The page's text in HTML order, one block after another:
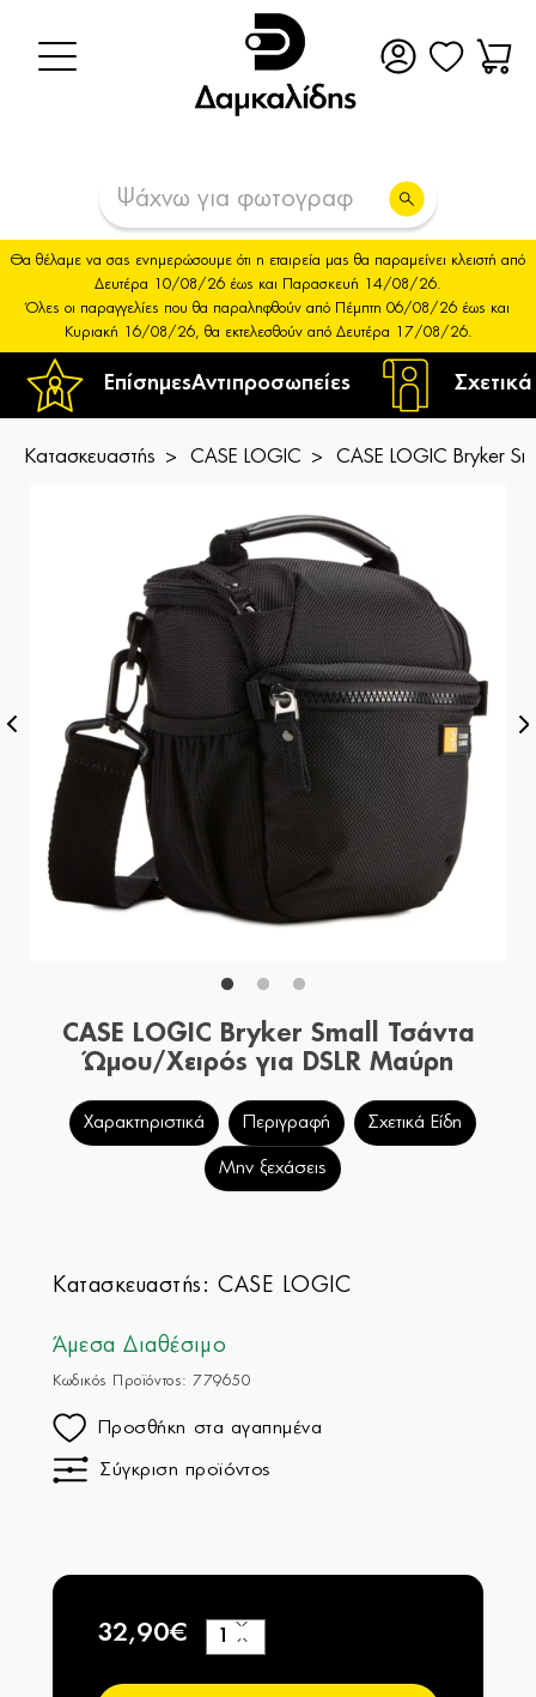
ΕπίσημεςΑντιπροσωπείες
Θα θέλαμε να σας ενημερώσουμε ότι η εταιρεία μας θα παραμείνει κλειστή από
Δευτέρα 10/08/26 έως και Παρασκευή 14/08/26.
Όλες οι παραγγελίες που θα παραληφθούν από Πέμπτη 06/08/26 έως και
Κυριακή 16/08/26, θα εκτελεσθούν από Δευτέρα 17/08/26.
Κατασκευαστής CASE LOGIC CASE LOGIC Bryker
CASE LOGIC Bryker Small Τσάντα
Ώμου/Χειρός για DSLR Μαύρη
Χαρακτηριστικά Περιγραφή Σχετικά Είδη
Μην ξεχάσεις
Κατασκευαστής:CASE LOGIC
Άμεσα Διαθέσιμο
Κωδικός Προϊόντος: 779650
Προσθήκη στα αγαπημένα
Σύγκριση προϊόντος
32,90€
−
+